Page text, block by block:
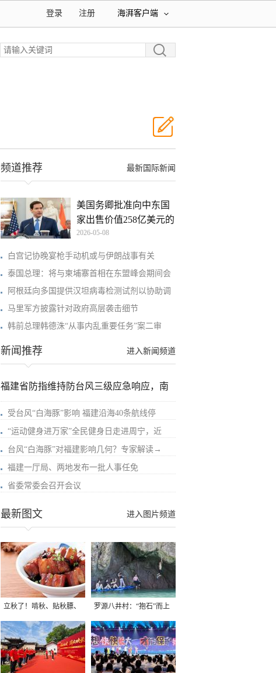
海湃客户端
注册
登录
最新国际新闻
频道推荐
美国务卿批准向中东国
家出售价值258亿美元的
2026-05-08
白宫记协晚宴枪手动机或与伊朗战事有关
泰国总理：将与柬埔寨首相在东盟峰会期间会
阿根廷向多国提供汉坦病毒检测试剂以协助调
马里军方披露针对政府高层袭击细节
韩前总理韩德洙“从事内乱重要任务”案二审
进入新闻频道
新闻推荐
福建省防指维持防台风三级应急响应，南
受台风“白海豚”影响 福建沿海40条航线停
“运动健身进万家”全民健身日走进周宁，近
台风“白海豚”对福建影响几何？专家解读→
福建一厅局、两地发布一批人事任免
省委常委会召开会议
进入图片频道
最新图文
立秋了！啃秋、贴秋膘、
晒秋，福建人这样过才够
味→
罗源八井村：“抱石”而上